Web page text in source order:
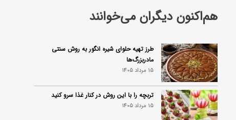
هم‌اکنون دیگران می‌خوانند
طرز تهیه حلوای شیره انگور به روش سنتی
مادربزرگ‌ها
15 مرداد 1405
تربچه را با این روش در کنار غذا سرو کنید
15 مرداد 1405